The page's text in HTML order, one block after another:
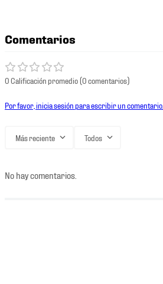
Comentarios
0 Calificación promedio(0 comentarios)
Por favor, inicia sesión para escribir un comentario.
Más reciente Todos
No hay comentarios.